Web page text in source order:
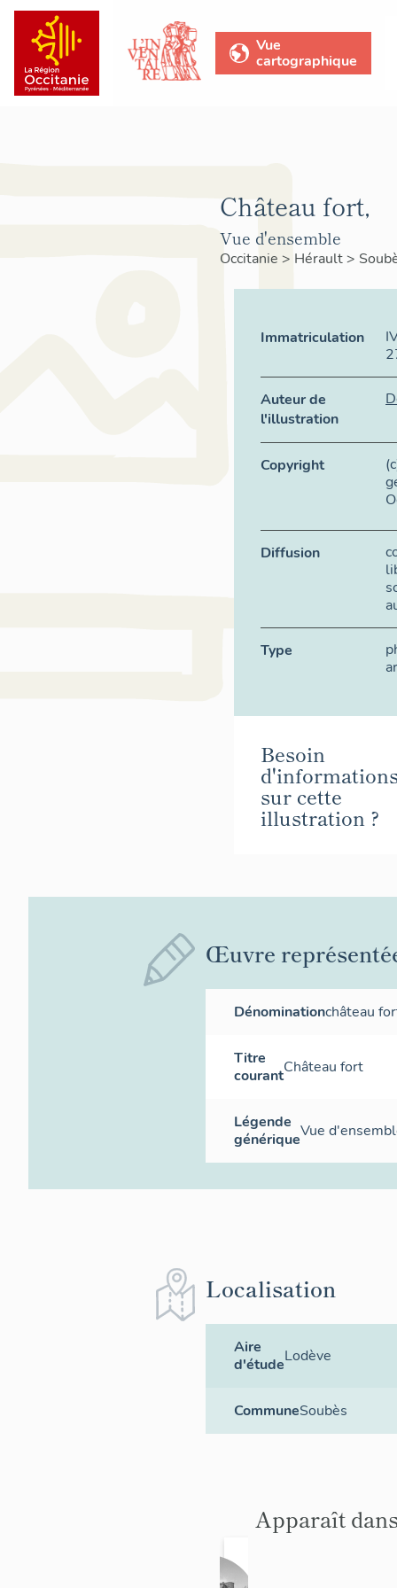
Vue
cartographique
Château fort,
Vue d'ensemble
Occitanie > Hérault>
Immatriculation
Auteur de
l'illustration
Copyright
Diffusion
Type
Besoin
sur cette
illustration ?
Œuvre
Dénominationchâteau
Titre
courantChâteau fort
Légende
génériqueVue
Localisation
Aire
d'étudeLodève
CommuneSoubès
Apparaît